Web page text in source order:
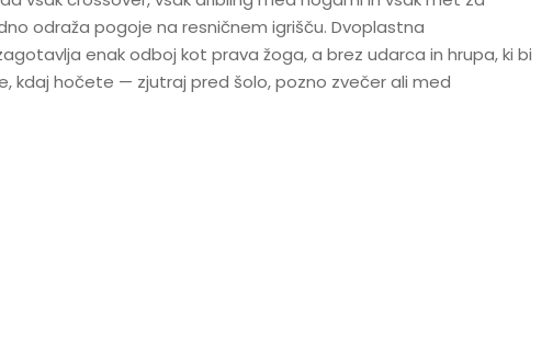
odraža pogoje na resničnem igrišču. Dvoplastna
enak odboj kot prava žoga, a brez udarca in hrupa, ki bi
kdaj hočete — zjutraj pred šolo, pozno zvečer ali med